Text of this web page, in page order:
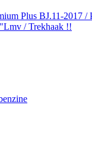
Plus BJ.11-2017 /
/ Trekhaak !!